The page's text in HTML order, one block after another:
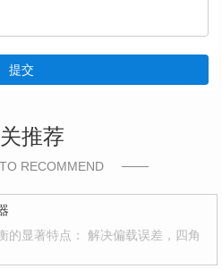
提交
推荐
RECOMMEND
的显著特点： 解决偏载误差，四角